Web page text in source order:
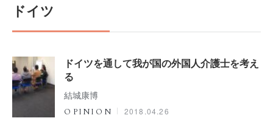
ドイツ
ドイツを通して我が国の外国人介護士を考え
る
結城康博
OPINION 2018.04.26